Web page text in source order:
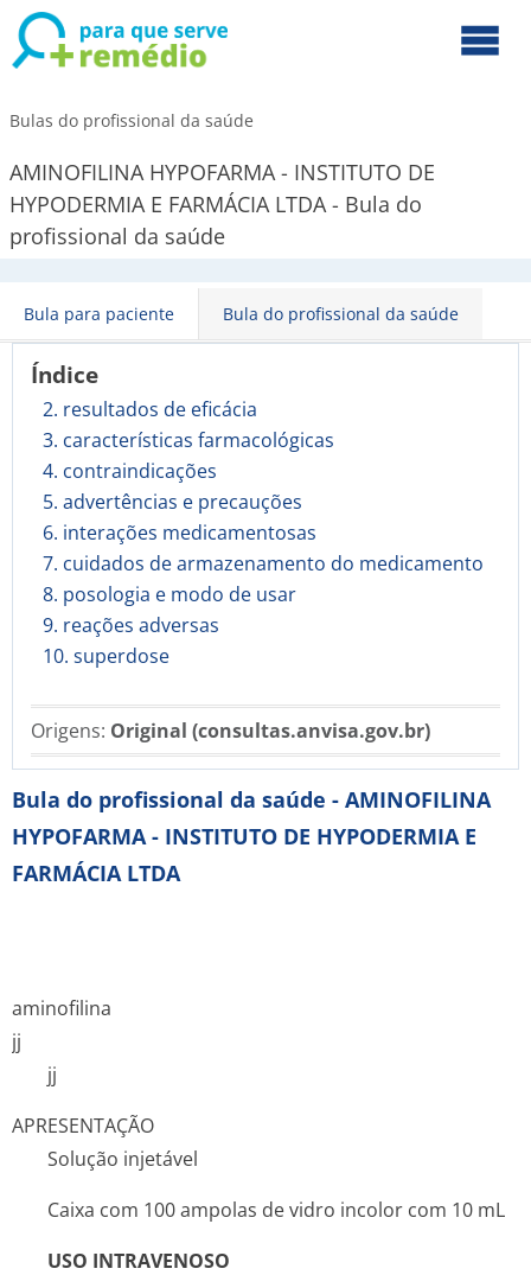
Bulas do profissional da saúde
AMINOFILINA HYPOFARMA - INSTITUTO DE
HYPODERMIA E FARMÁCIA LTDA - Bula do
profissional da saúde
Bula para paciente Bula do profissional da saúde
Índice
2. resultados de eficácia
3. características farmacológicas
4. contraindicações
5. advertências e precauções
6. interações medicamentosas
7. cuidados de armazenamento do medicamento
8. posologia e modo de usar
9. reações adversas
10. superdose
Origens: Original (consultas.anvisa.gov.br)
Bula do profissional da saúde - AMINOFILINA
HYPOFARMA - INSTITUTO DE HYPODERMIA E
FARMÁCIA LTDA
aminofilina
jj
jj
APRESENTAÇÃO
Solução injetável
Caixa com 100 ampolas de vidro incolor com 10 mL
USO INTRAVENOSO